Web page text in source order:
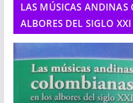
LAS MÚSICAS
ALBORES DEL SIGLO XXI